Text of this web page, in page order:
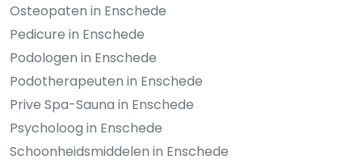
Osteopaten in Enschede
Pedicure in Enschede
Podologen in Enschede
Podotherapeuten in Enschede
Prive Spa-Sauna in Enschede
Psycholoog in Enschede
Schoonheidsmiddelen in Enschede